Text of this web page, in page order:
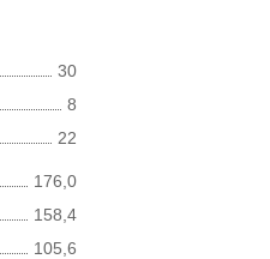
30
8
22
176,0
158,4
105,6